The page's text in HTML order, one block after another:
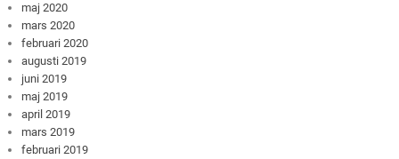
maj 2020
mars 2020
februari 2020
augusti 2019
juni 2019
maj 2019
april 2019
mars 2019
februari 2019